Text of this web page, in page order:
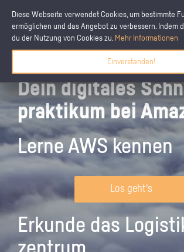
Diese Webseite verwendet Cookies, um bestimmte
ermöglichen und das Angebot zu verbessern. Indem
du der Nutzung von Cookies zu. Mehr Informationen
Einverstanden!
Dein digitales
praktikum bei
Lerne AWS kennen
Los geht's
Erkunde das